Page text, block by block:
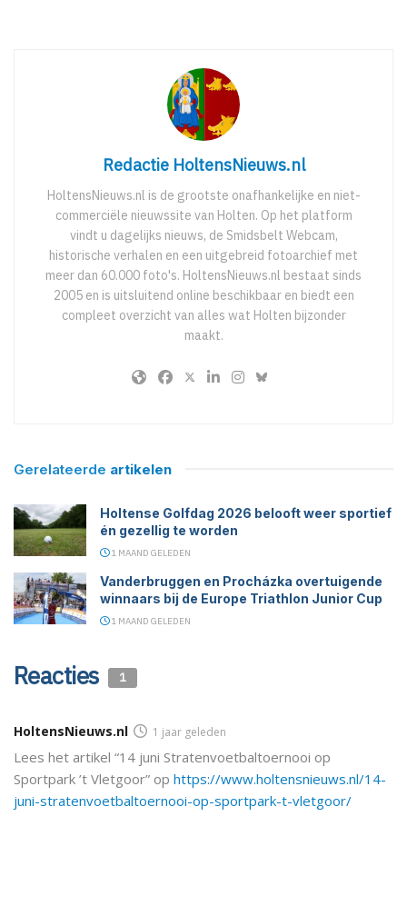
Redactie HoltensNieuws.nl
HoltensNieuws.nl is de grootste onafhankelijke en niet-
commerciële nieuwssite van Holten. Op het platform
vindt u dagelijks nieuws, de Smidsbelt Webcam,
historische verhalen en een uitgebreid fotoarchief met
meer dan 60.000 foto's. HoltensNieuws.nl bestaat sinds
2005 en is uitsluitend online beschikbaar en biedt een
compleet overzicht van alles wat Holten bijzonder
maakt.
Gerelateerde artikelen
Holtense Golfdag 2026 belooft weer sportief
én gezellig te worden
1 MAAND GELEDEN
Vanderbruggen en Procházka overtuigende
winnaars bij de Europe Triathlon Junior Cup
1 MAAND GELEDEN
Reacties 1
HoltensNieuws.nl 1 jaar geleden
Lees het artikel “14 juni Stratenvoetbaltoernooi op
Sportpark ’t Vletgoor” op https://www.holtensnieuws.nl/14-
juni-stratenvoetbaltoernooi-op-sportpark-t-vletgoor/